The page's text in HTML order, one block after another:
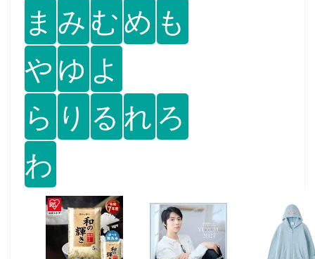
ま み むめ も
や ゆ よ
ら り る れ ろ
わ